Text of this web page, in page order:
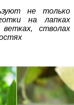
не только
на лапках
стволах